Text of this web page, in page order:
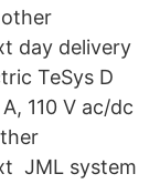
other
day delivery
TeSys D
110 V ac/​dc
JML system